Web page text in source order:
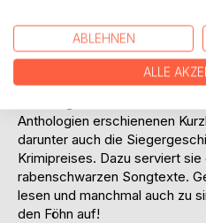
unter Freunden ... manchmal
Schubs: UPPS! Gemordet
im Alltag, auf vielfältige Art
Anthologien erschienenen
darunter auch die
Krimipreises. Dazu serviert sie
rabenschwarzen Songtexte.
lesen und manchmal auch zu
den Föhn auf!
ABLEHNEN
ALLE